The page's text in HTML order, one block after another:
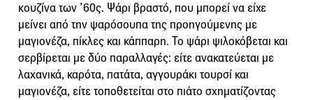
κουζίνα των ’60ς. Ψάρι βραστό, που μπορεί να είχε
μείνει από την ψαρόσουπα της προηγούμενης με
μαγιονέζα, πίκλες και κάππαρη. Το ψάρι ψιλοκόβεται και
σερβίρεται με δύο παραλλαγές: είτε ανακατεύεται με
λαχανικά, καρότα, πατάτα, αγγουράκι τουρσί και
μαγιονέζα, είτε τοποθετείται στο πιάτο σχηματίζοντας